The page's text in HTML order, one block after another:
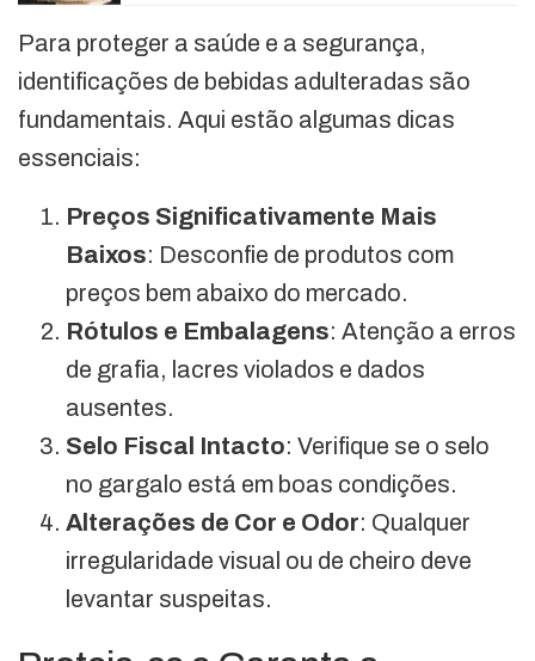
Para proteger a saúde e a segurança,
identificações de bebidas adulteradas são
fundamentais. Aqui estão algumas dicas
essenciais:
Preços Significativamente Mais
Baixos: Desconfie de produtos com
preços bem abaixo do mercado.
Rótulos e Embalagens: Atenção a erros
de grafia, lacres violados e dados
ausentes.
Selo Fiscal Intacto: Verifique se o selo
no gargalo está em boas condições.
Alterações de Cor e Odor: Qualquer
irregularidade visual ou de cheiro deve
levantar suspeitas.